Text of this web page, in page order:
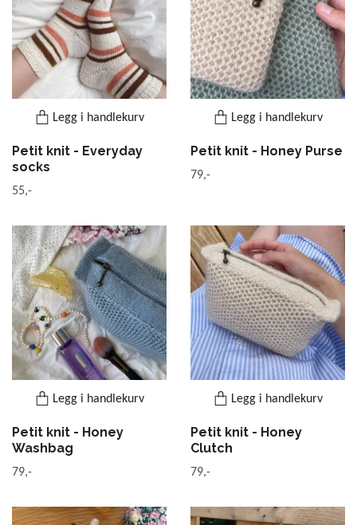
Legg i handlekurv
Petit knit - Everyday
socks
55,-
Legg i handlekurv
Petit knit - Honey Purse
79,-
Legg i handlekurv
Petit knit - Honey
Washbag
79,-
Legg i handlekurv
Petit knit - Honey
Clutch
79,-